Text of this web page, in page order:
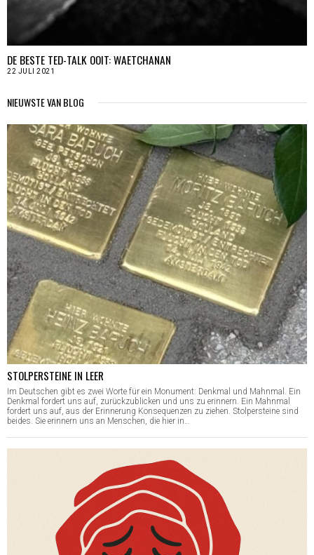
DE BESTE TED-TALK OOIT: WAETCHANAN
22 JULI 2021
NIEUWSTE VAN BLOG
STOLPERSTEINE IN LEER
Im Deutschen gibt es zwei Worte für ein Monument: Denkmal und Mahnmal. Ein
Denkmal fordert uns auf, zurückzublicken und uns zu erinnern. Ein Mahnmal
fordert uns auf, aus der Erinnerung Konsequenzen zu ziehen. Stolpersteine sind
beides. Sie erinnern uns an Menschen, die hier in…